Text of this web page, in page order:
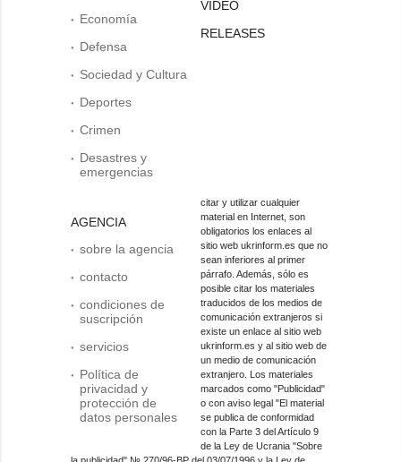
Economía
Defensa
Sociedad y Cultura
Deportes
Crimen
Desastres y
emergencias
AGENCIA
sobre la agencia
contacto
condiciones de
suscripción
servicios
Política de
privacidad y
protección de
datos personales
VIDEO
RELEASES
citar y utilizar cualquier
material en Internet, son
obligatorios los enlaces al
sitio web ukrinform.es que no
sean inferiores al primer
párrafo. Además, sólo es
posible citar los materiales
traducidos de los medios de
comunicación extranjeros si
existe un enlace al sitio web
ukrinform.es y al sitio web de
un medio de comunicación
extranjero. Los materiales
marcados como "Publicidad"
o con aviso legal "El material
se publica de conformidad
con la Parte 3 del Artículo 9
de la Ley de Ucrania "Sobre